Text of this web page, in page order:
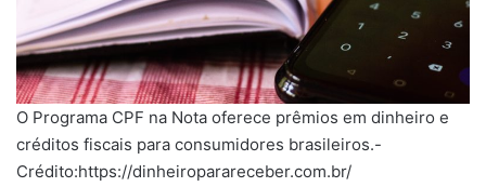
O Programa CPF na Nota oferece prêmios em dinheiro e
créditos fiscais para consumidores brasileiros.-
Crédito:https://dinheiroparareceber.com.br/